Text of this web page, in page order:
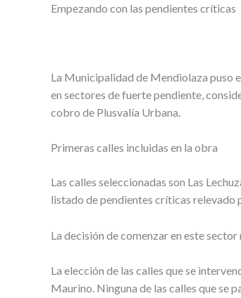
Empezando con las pendientes críticas
La Municipalidad de Mendiolaza puso
en sectores de fuerte pendiente,
cobro de Plusvalía Urbana.
Primeras calles incluidas en la obra
Las calles seleccionadas son Las
listado de pendientes críticas relevado
La decisión de comenzar en este
La elección de las calles que se
Maurino. Ninguna de las calles que se